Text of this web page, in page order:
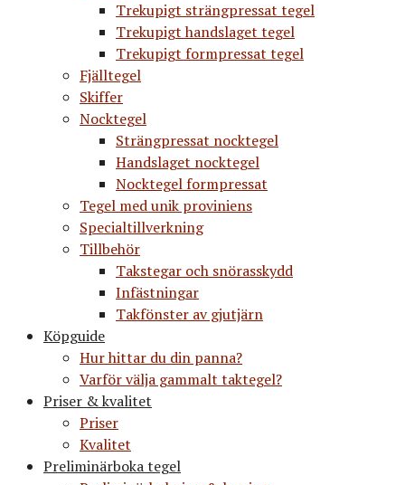
Trekupigt strängpressat tegel
Trekupigt handslaget tegel
Trekupigt formpressat tegel
Fjälltegel
Skiffer
Nocktegel
Strängpressat nocktegel
Handslaget nocktegel
Nocktegel formpressat
Tegel med unik proviniens
Specialtillverkning
Tillbehör
Takstegar och snörasskydd
Infästningar
Takfönster av gjutjärn
Köpguide
Hur hittar du din panna?
Varför välja gammalt taktegel?
Priser & kvalitet
Priser
Kvalitet
Preliminärboka tegel